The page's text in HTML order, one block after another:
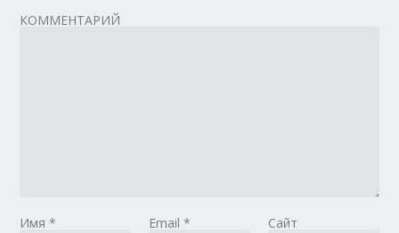
КОММЕНТАРИЙ
Имя* Email * Сайт